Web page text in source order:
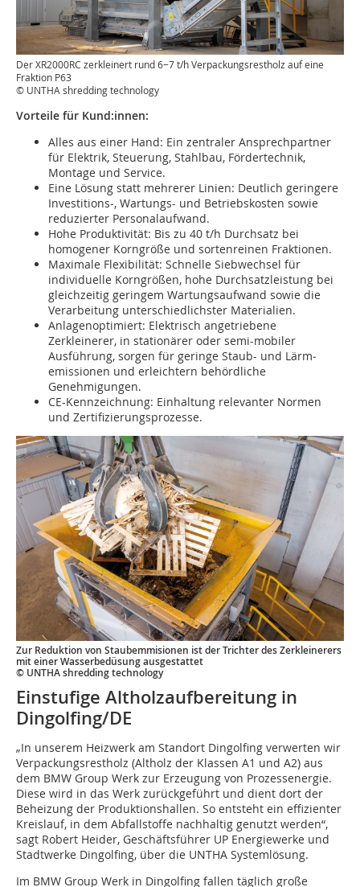
Der XR2000RC zerkleinert rund 6−7 t/h Verpackungsrestholz auf eine
Fraktion P63
© UNTHA shredding technology
Vorteile für Kund:innen:
Alles aus einer Hand: Ein zentraler Ansprechpartner
für Elektrik, Steuerung, Stahl­bau, Fördertechnik,
Montage und Service.
Eine Lösung statt mehrerer Linien: Deutlich geringere
Investitions-, Wartungs- und Betriebs­kosten sowie
reduzierter Personalaufwand.
Hohe Produktivität: Bis zu 40 t/h Durchsatz bei
homogener Korngröße und sortenreinen Fraktionen.
Maximale Flexibilität: Schnelle Siebwechsel für
individuelle Korngrößen, hohe Durchsatzleistung bei
gleichzeitig geringem Wartungsaufwand sowie die
Verarbeitung unterschiedlichster Materialien.
Anlagenoptimiert: Elektrisch angetriebene
Zerkleinerer, in stationärer oder semi-mobiler
Ausführung, sorgen für geringe Staub- und Lärm­
emissionen und erleichtern behördliche
Genehmigungen.
CE-Kennzeichnung: Einhaltung relevanter Normen
und Zertifizierungsprozesse.
Zur Reduktion von Staubemmisionen ist der Trichter des Zerkleinerers
mit einer Wasserbedüsung ausgestattet
© UNTHA shredding technology
Einstufige Altholzaufbereitung in
Dingolfing/DE
„In unserem Heizwerk am Standort Dingolfing verwerten wir
Verpackungsrestholz (Altholz der Klassen A1 und A2) aus
dem BMW Group Werk zur Erzeugung von Prozessenergie.
Diese wird in das Werk zurückgeführt und dient dort der
Beheizung der Produktionshallen. So entsteht ein effizienter
Kreislauf, in dem Abfallstoffe nachhaltig genutzt werden“,
sagt Robert Heider, Geschäftsführer UP Energiewerke und
Stadtwerke Dingolfing, über die UNTHA Systemlösung.
Im BMW Group Werk in Dingolfing fallen täglich große